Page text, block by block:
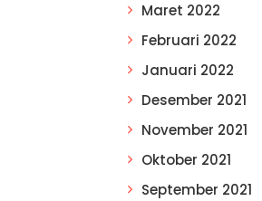
Maret 2022
Februari 2022
Januari 2022
Desember 2021
November 2021
Oktober 2021
September 2021